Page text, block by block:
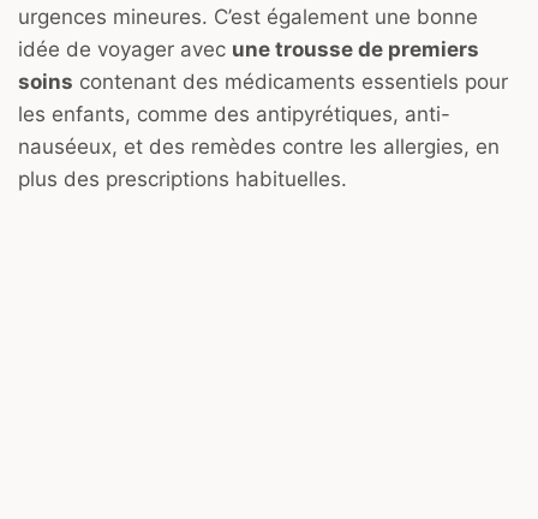
urgences mineures. C’est également une bonne
idée de voyager avec une trousse de premiers
soins contenant des médicaments essentiels pour
les enfants, comme des antipyrétiques, anti-
nauséeux, et des remèdes contre les allergies, en
plus des prescriptions habituelles.